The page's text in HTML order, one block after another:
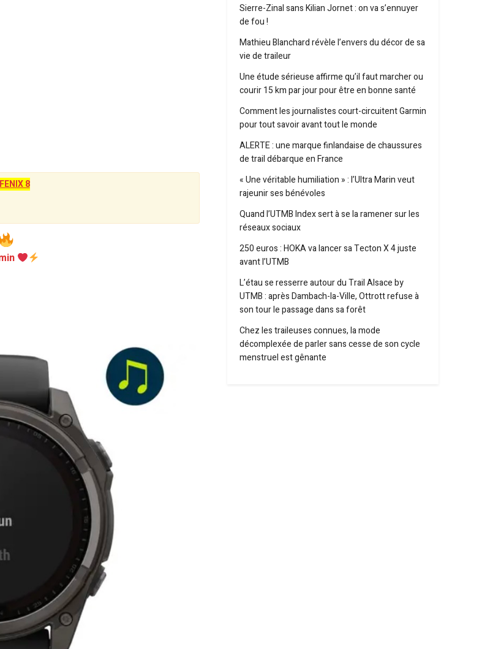
8
Sierre-Zinal sans Kilian Jornet : on va s’ennuyer
de fou !
Mathieu Blanchard révèle l’envers du décor de sa
vie de traileur
Une étude sérieuse affirme qu’il faut marcher ou
courir 15 km par jour pour être en bonne santé
Comment les journalistes court-circuitent Garmin
pour tout savoir avant tout le monde
ALERTE : une marque finlandaise de chaussures
de trail débarque en France
« Une véritable humiliation » : l’Ultra Marin veut
rajeunir ses bénévoles
Quand l’UTMB Index sert à se la ramener sur les
réseaux sociaux
250 euros : HOKA va lancer sa Tecton X 4 juste
avant l’UTMB
L’étau se resserre autour du Trail Alsace by
UTMB : après Dambach-la-Ville, Ottrott refuse à
son tour le passage dans sa forêt
Chez les traileuses connues, la mode
décomplexée de parler sans cesse de son cycle
menstruel est gênante